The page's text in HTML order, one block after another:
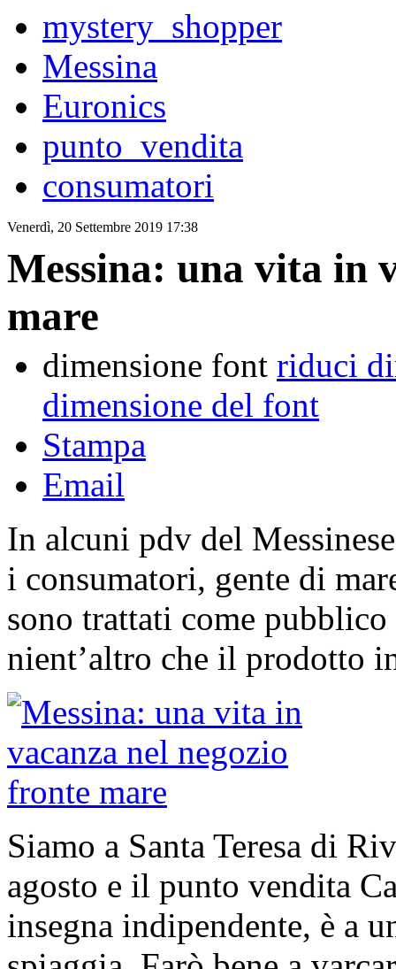
mystery_shopper
Messina
Euronics
punto_vendita
consumatori
Venerdì, 20 Settembre 2019 17:38
Messina: una vita in
mare
dimensione font riduci
dimensione del font
Stampa
Email
In alcuni pdv del
i consumatori, gente di
sono trattati come
nient’altro che il prodotto
Siamo a Santa Teresa di
agosto e il punto vendita
insegna indipendente, è a